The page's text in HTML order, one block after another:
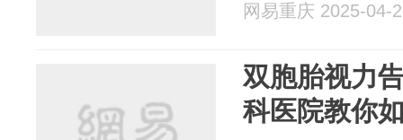
网易重庆 2025-04-
双胞胎视力
科医院教你